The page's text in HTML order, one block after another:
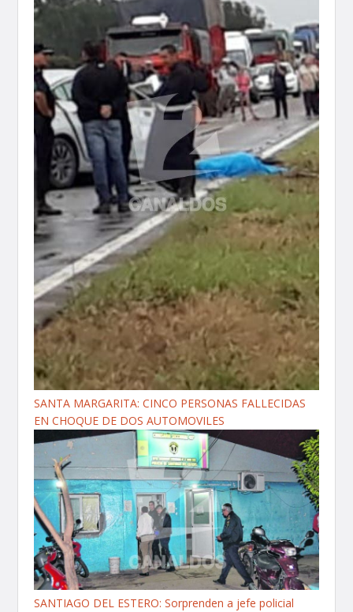
SANTA MARGARITA: CINCO PERSONAS FALLECIDAS
EN CHOQUE DE DOS AUTOMOVILES
SANTIAGO DEL ESTERO: Sorprenden a jefe policial